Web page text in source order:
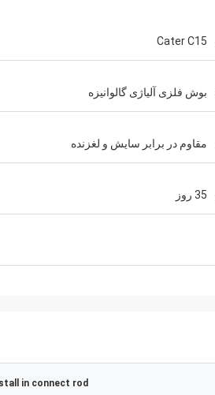
Cater C15
بوش فلزی آلیاژی گالوانیزه
مقاوم در برابر سایش و لغزنده
35 روز
in connect rod